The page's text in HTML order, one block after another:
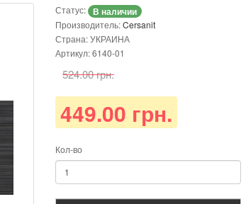
Статус: В наличии
Производитель:Cersanit
Страна: УКРАИНА
Артикул: 6140-01
524.00 грн.
449.00 грн.
Кол-во